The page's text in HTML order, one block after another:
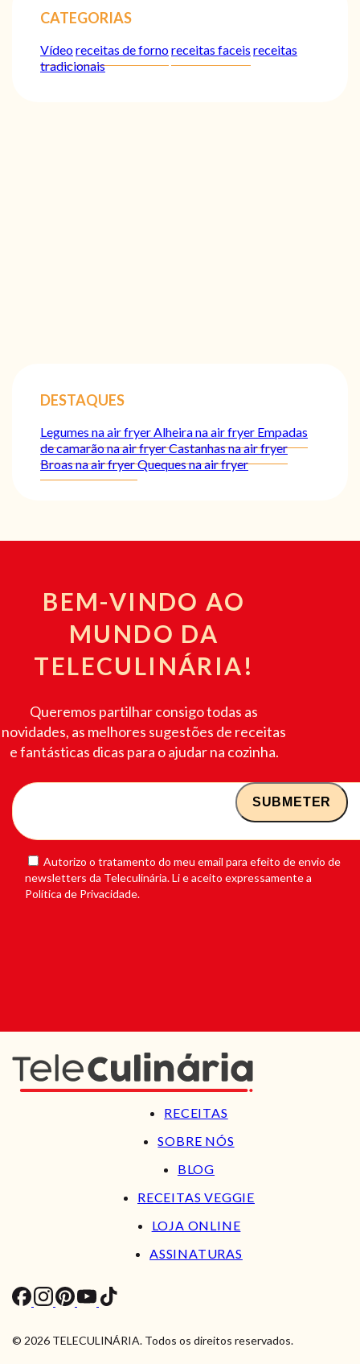
CATEGORIAS
Vídeoreceitas de fornoreceitas faceis receitas
tradicionais
DESTAQUES
Legumes na air fryerAlheira na air fryer Empadas
de camarão na air fryerCastanhas na air fryer
Broas na air fryerQueques na air fryer
BEM-VINDO AO
MUNDO DA
TELECULINÁRIA!
Queremos partilhar consigo todas as
novidades, as melhores sugestões de receitas
e fantásticas dicas para o ajudar na cozinha.
Autorizo o tratamento do meu email para efeito de envio de
newsletters da Teleculinária. Li e aceito expressamente a
Política de Privacidade.
RECEITAS
SOBRE NÓS
BLOG
RECEITAS VEGGIE
LOJA ONLINE
ASSINATURAS
© 2026 TELECULINÁRIA. Todos os direitos reservados.